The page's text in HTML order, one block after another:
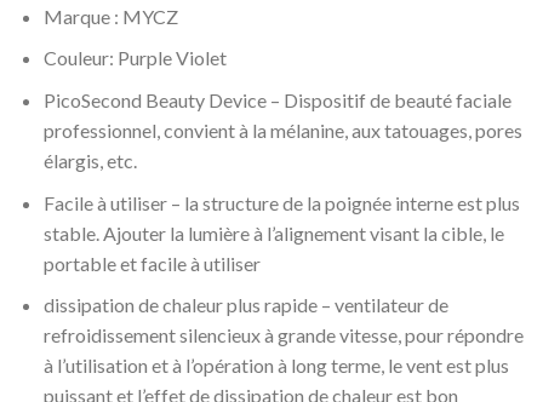
Marque : MYCZ
Couleur: Purple Violet
PicoSecond Beauty Device – Dispositif de beauté faciale
professionnel, convient à la mélanine, aux tatouages, pores
élargis, etc.
Facile à utiliser – la structure de la poignée interne est plus
stable. Ajouter la lumière à l’alignement visant la cible, le
portable et facile à utiliser
dissipation de chaleur plus rapide – ventilateur de
refroidissement silencieux à grande vitesse, pour répondre
à l’utilisation et à l’opération à long terme, le vent est plus
puissant et l’effet de dissipation de chaleur est bon